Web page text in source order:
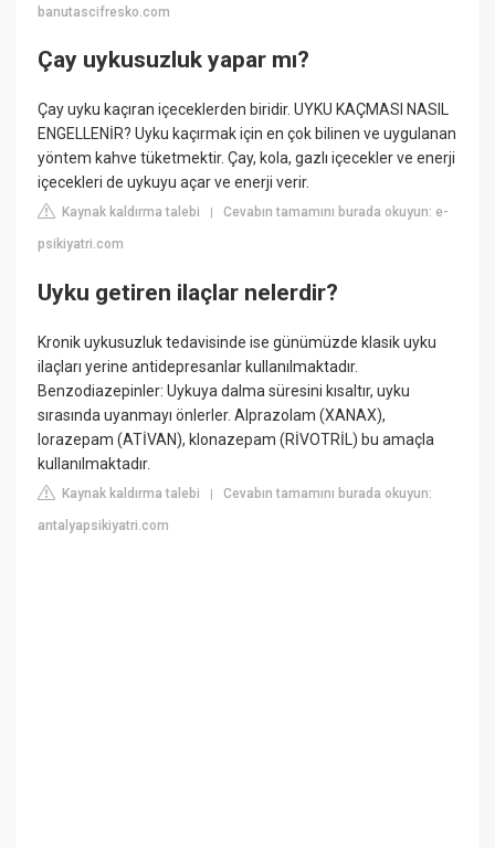
banutascifresko.com
Çay uykusuzluk yapar mı?
Çay uyku kaçıran içeceklerden biridir. UYKU KAÇMASI NASIL
ENGELLENİR? Uyku kaçırmak için en çok bilinen ve uygulanan
yöntem kahve tüketmektir. Çay, kola, gazlı içecekler ve enerji
içecekleri de uykuyu açar ve enerji verir.
Kaynak kaldırma talebi |Cevabın tamamını burada okuyun: e-
psikiyatri.com
Uyku getiren ilaçlar nelerdir?
Kronik uykusuzluk tedavisinde ise günümüzde klasik uyku
ilaçları yerine antidepresanlar kullanılmaktadır.
Benzodiazepinler: Uykuya dalma süresini kısaltır, uyku
sırasında uyanmayı önlerler. Alprazolam (XANAX),
lorazepam (ATİVAN), klonazepam (RİVOTRİL) bu amaçla
kullanılmaktadır.
Kaynak kaldırma talebi |Cevabın tamamını burada okuyun:
antalyapsikiyatri.com